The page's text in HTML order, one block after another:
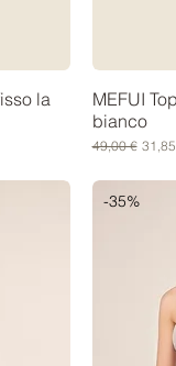
la
MEFUI
bianco
Prezzo
49,00 €
-35%